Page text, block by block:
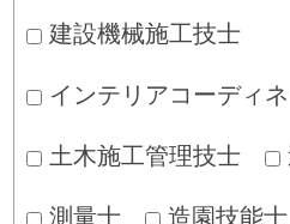
建設機械施工技士
インテリアコーディ
土木施工管理技士
測量士 造園技能士